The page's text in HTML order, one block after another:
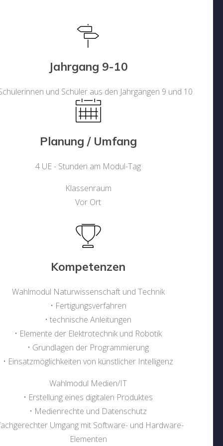
Jahrgang 9-10
und Schüler aus den Jahrgängen 9 und 10
Planung / Umfang
4 UE - Stunden am Modul-Tag
Klassenraum
Vor Ort
Kompetenzen
Wahlmodul Naturwissenschaft und Technik
• Fertigungsverfahren
• technische Anleitungen
• Elemente der Elektrotechnik und Robotik
• Grundlagen der Programmierung
• Einsatzmöglichkeiten von künstlicher Intelligenz
Wahlmodul Medien/IT
• Erstellung eines digitalen Produktes
• Medienrechte und Datenschutz
Umgang mit Software- und Hardware-
Elementen